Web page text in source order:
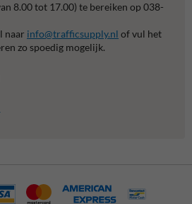
8.00 tot 17.00) te bereiken op 038-
naar info@trafficsupply.nl of vul het
zo spoedig mogelijk.